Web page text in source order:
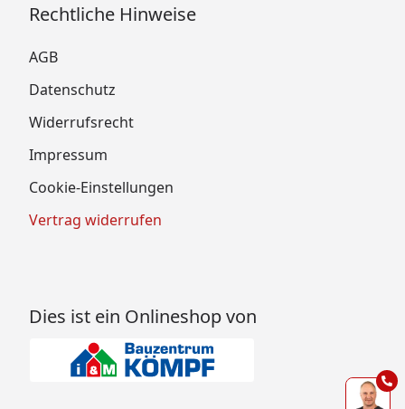
Rechtliche Hinweise
AGB
Datenschutz
Widerrufsrecht
Impressum
Cookie-Einstellungen
Vertrag widerrufen
Dies ist ein Onlineshop von